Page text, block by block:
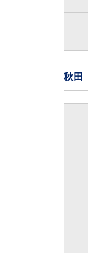
秋田